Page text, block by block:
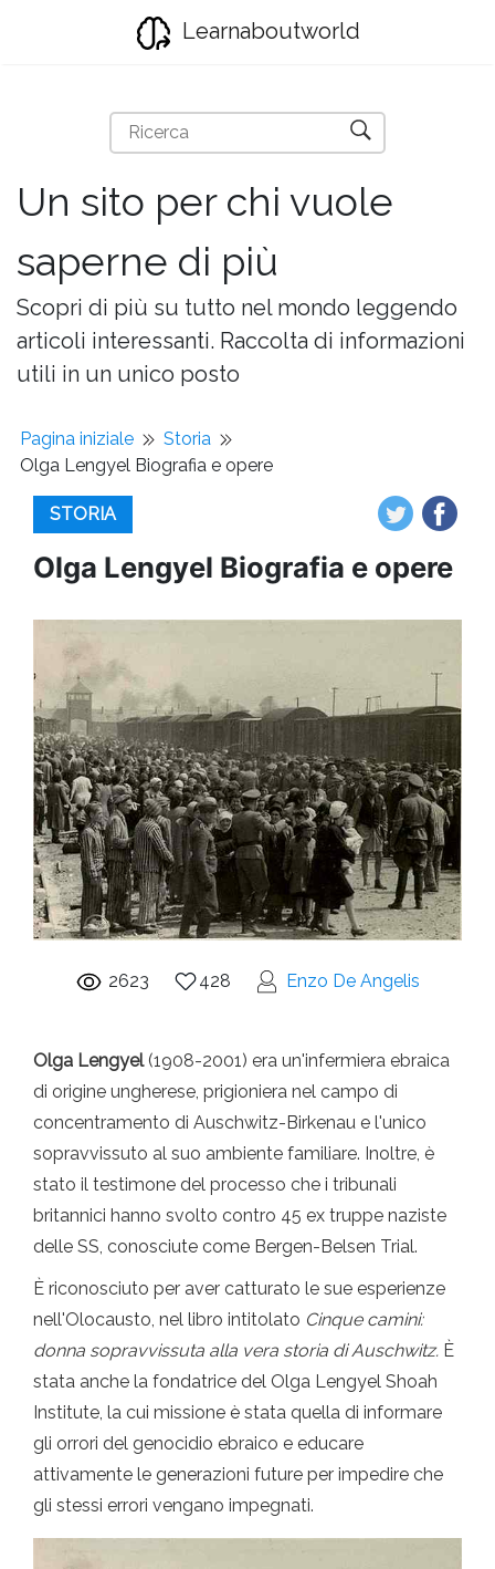
Learnaboutworld
Un sito per chi vuole
saperne di più
Scopri di più su tutto nel mondo leggendo
articoli interessanti. Raccolta di informazioni
utili in un unico posto
Pagina iniziale
Storia
Olga Lengyel Biografia e opere
STORIA
Olga Lengyel Biografia e opere
2623 428 Enzo De Angelis
Olga Lengyel(1908-2001) era un'infermiera ebraica
di origine ungherese, prigioniera nel campo di
concentramento di Auschwitz-Birkenau e l'unico
sopravvissuto al suo ambiente familiare. Inoltre, è
stato il testimone del processo che i tribunali
britannici hanno svolto contro 45 ex truppe naziste
delle SS, conosciute come Bergen-Belsen Trial.
È riconosciuto per aver catturato le sue esperienze
nell'Olocausto, nel libro intitolato Cinque camini:
donna sopravvissuta alla vera storia di Auschwitz. È
stata anche la fondatrice del Olga Lengyel Shoah
Institute, la cui missione è stata quella di informare
gli orrori del genocidio ebraico e educare
attivamente le generazioni future per impedire che
gli stessi errori vengano impegnati.